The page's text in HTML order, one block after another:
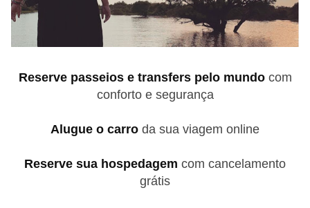
Reserve passeios e transfers pelo mundocom
conforto e segurança
Alugue o carro da sua viagem online
Reserve sua hospedagem com cancelamento
grátis